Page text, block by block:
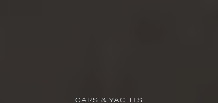
CARS & YACHTS